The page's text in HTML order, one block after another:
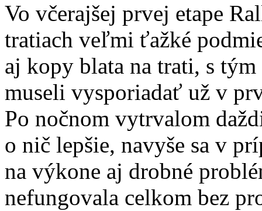
Vo včerajšej prvej etape
tratiach veľmi ťažké
aj kopy blata na trati, s
museli vysporiadať už v
Po nočnom vytrvalom
o nič lepšie, navyše sa v
na výkone aj drobné
nefungovala celkom bez